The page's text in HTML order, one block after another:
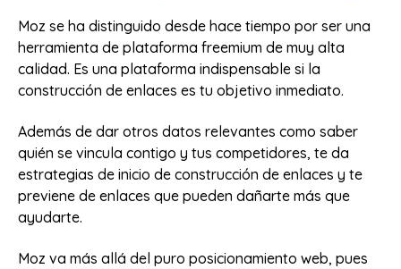
Moz se ha distinguido desde hace tiempo por ser una
herramienta de plataforma freemium de muy alta
calidad. Es una plataforma indispensable si la
construcción de enlaces es tu objetivo inmediato.
Además de dar otros datos relevantes como saber
quién se vincula contigo y tus competidores, te da
estrategias de inicio de construcción de enlaces y te
previene de enlaces que pueden dañarte más que
ayudarte.
Moz va más allá del puro posicionamiento web, pues